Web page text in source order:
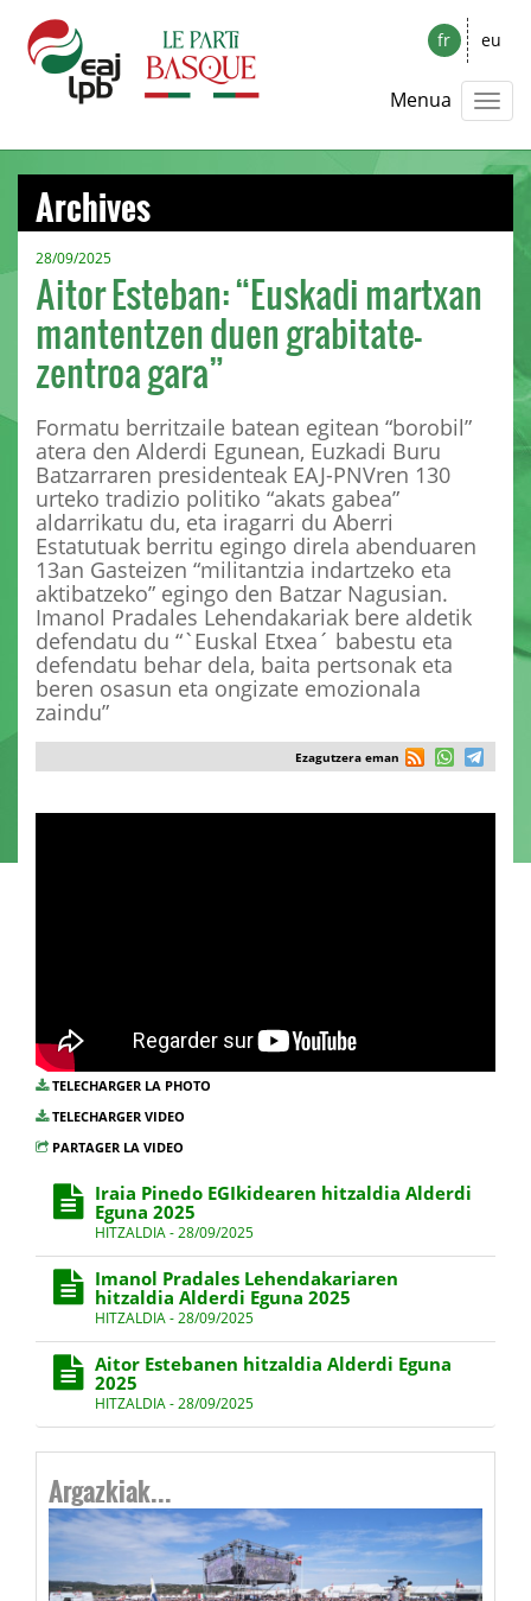
fr eu
Menua
Archives
28/09/2025
Aitor Esteban: “Euskadi martxan
mantentzen duen grabitate-
zentroa gara”
Formatu berritzaile batean egitean “borobil”
atera den Alderdi Egunean, Euzkadi Buru
Batzarraren presidenteak EAJ-PNVren 130
urteko tradizio politiko “akats gabea”
aldarrikatu du, eta iragarri du Aberri
Estatutuak berritu egingo direla abenduaren
13an Gasteizen “militantzia indartzeko eta
aktibatzeko” egingo den Batzar Nagusian.
Imanol Pradales Lehendakariak bere aldetik
defendatu du “`Euskal Etxea´ babestu eta
defendatu behar dela, baita pertsonak eta
beren osasun eta ongizate emozionala
zaindu”
Ezagutzera eman
TELECHARGER LA PHOTO
TELECHARGER VIDEO
PARTAGER LA VIDEO
Iraia Pinedo EGIkidearen hitzaldia Alderdi
Eguna 2025
HITZALDIA - 28/09/2025
Imanol Pradales Lehendakariaren
hitzaldia Alderdi Eguna 2025
HITZALDIA - 28/09/2025
Aitor Estebanen hitzaldia Alderdi Eguna
2025
HITZALDIA - 28/09/2025
Argazkiak...